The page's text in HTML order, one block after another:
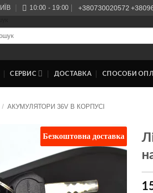
10:00 - 19:00 +380730020572
СЕРВИС ДОСТАВКА СПОСОБИ
/ АКУМУЛЯТОРИ 36V В КОРПУСІ
бажань
Безкоштовна доставка